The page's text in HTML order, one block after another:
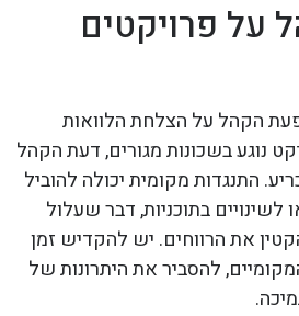
פרויקטים
הקהל על הצלחת הלוואות
נוגע בשכונות מגורים, דעת הקהל
התנגדות מקומית יכולה להוביל
בתוכניות, דבר שעלול
את הרווחים. יש להקדיש זמן
להסביר את היתרונות של